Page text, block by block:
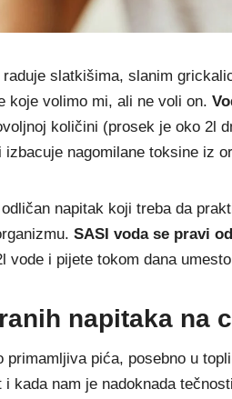
slatkišima, slanim
koje volimo mi, ali ne voli on.
količini (prosek je oko 2l
nagomilane toksine iz
odličan napitak koji treba da
SASI voda se pravi
vode i pijete tokom dana
napitaka na
primamljiva pića, posebno u
i kada nam je nadoknada